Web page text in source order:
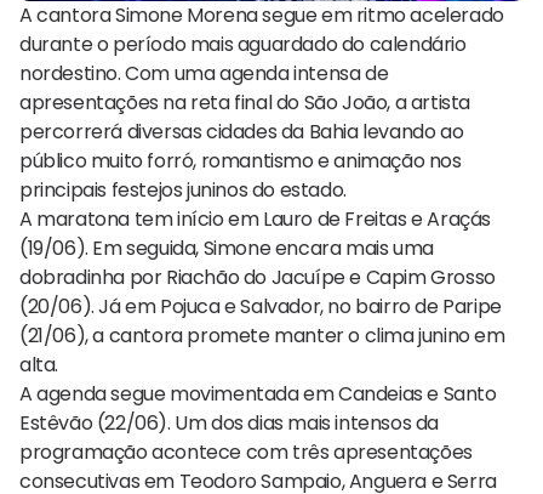
A cantora Simone Morena segue em ritmo acelerado
durante o período mais aguardado do calendário
nordestino. Com uma agenda intensa de
apresentações na reta final do São João, a artista
percorrerá diversas cidades da Bahia levando ao
público muito forró, romantismo e animação nos
principais festejos juninos do estado.
A maratona tem início em Lauro de Freitas e Araçás
(19/06). Em seguida, Simone encara mais uma
dobradinha por Riachão do Jacuípe e Capim Grosso
(20/06). Já em Pojuca e Salvador, no bairro de Paripe
(21/06), a cantora promete manter o clima junino em
alta.
A agenda segue movimentada em Candeias e Santo
Estêvão (22/06). Um dos dias mais intensos da
programação acontece com três apresentações
consecutivas em Teodoro Sampaio, Anguera e Serra